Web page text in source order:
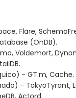
Flare,
(OnDB).
Voldemort,
- GT.m, Cache.
- TokyoTyrant,